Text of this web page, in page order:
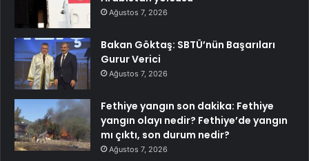
Ağustos 7, 2026
Bakan Göktaş: SBTÜ’nün Başarıları
Gurur Verici
Ağustos 7, 2026
Fethiye yangın son dakika: Fethiye
yangın olayı nedir? Fethiye’de yangın
mı çıktı, son durum nedir?
Ağustos 7, 2026